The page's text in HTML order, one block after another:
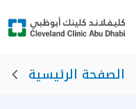
الصفحة الرئيسية